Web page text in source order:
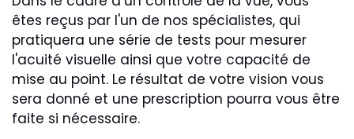
êtes reçus par l'un de nos spécialistes, qui
pratiquera une série de tests pour mesurer
l'acuité visuelle ainsi que votre capacité de
mise au point. Le résultat de votre vision vous
sera donné et une prescription pourra vous être
faite si nécessaire.